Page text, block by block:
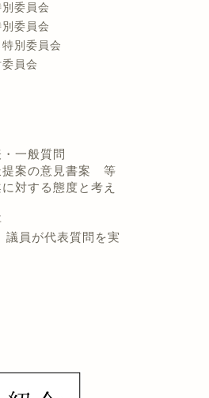
委員会
委員会
別委員会
員会
一般質問
案の意見書案 等
対する態度と考え
員が代表質問を実